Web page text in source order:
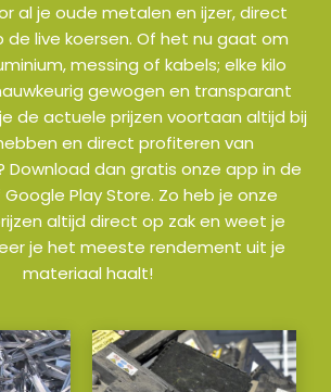
al je oude metalen en ijzer, direct
live koersen. Of het nu gaat om
messing of kabels; elke kilo
gewogen en transparant
de actuele prijzen voortaan altijd bij
en direct profiteren van
Download dan gratis onze app in de
Play Store. Zo heb je onze
altijd direct op zak en weet je
je het meeste rendement uit je
materiaal haalt!
a